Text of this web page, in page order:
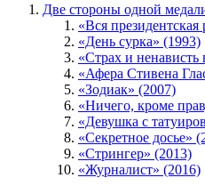
Две стороны одной
«Вся президентская
«День сурка» (1993)
«Страх и ненависть
«Афера Стивена
«Зодиак» (2007)
«Ничего, кроме
«Девушка с
«Секретное досье»
«Стрингер» (2013)
«Журналист» (2016)